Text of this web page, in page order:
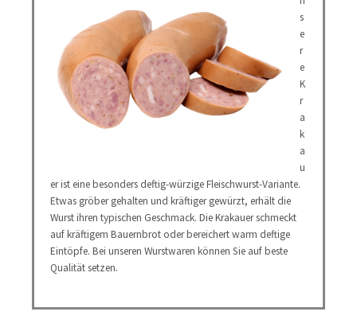
s
e
r
e
K
r
a
k
a
u
er ist eine besonders deftig-würzige Fleischwurst-Variante.
Etwas gröber gehalten und kräftiger gewürzt, erhält die
Wurst ihren typischen Geschmack. Die Krakauer schmeckt
auf kräftigem Bauernbrot oder bereichert warm deftige
Eintöpfe. Bei unseren Wurstwaren können Sie auf beste
Qualität setzen.